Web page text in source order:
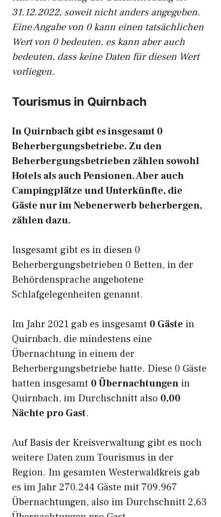
31.12.2022, soweit nicht anders angegeben.
Eine Angabe von 0 kann einen tatsächlichen
Wert von 0 bedeuten, es kann aber auch
bedeuten, dass keine Daten für diesen Wert
vorliegen.
Tourismus in Quirnbach
In Quirnbach gibt es insgesamt 0
Beherbergungsbetriebe. Zu den
Beherbergungsbetrieben zählen sowohl
Hotels als auch Pensionen. Aber auch
Campingplätze und Unterkünfte, die
Gäste nur im Nebenerwerb beherbergen,
zählen dazu.
Insgesamt gibt es in diesen 0
Beherbergungsbetrieben 0 Betten, in der
Behördensprache angebotene
Schlafgelegenheiten genannt.
Im Jahr 2021 gab es insgesamt 0 Gäste in
Quirnbach, die mindestens eine
Übernachtung in einem der
Beherbergungsbetriebe hatte. Diese 0 Gäste
hatten insgesamt 0 Übernachtungen in
Quirnbach, im Durchschnitt also 0,00
Nächte pro Gast.
Auf Basis der Kreisverwaltung gibt es noch
weitere Daten zum Tourismus in der
Region. Im gesamten Westerwaldkreis gab
es im Jahr 270.244 Gäste mit 709.967
Übernachtungen, also im Durchschnitt 2,63